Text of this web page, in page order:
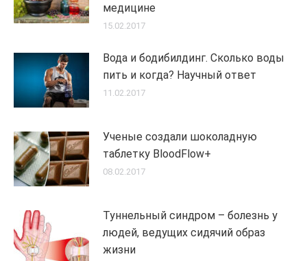
медицине
15.02.2017
Вода и бодибилдинг. Сколько воды
пить и когда? Научный ответ
11.02.2017
Ученые создали шоколадную
таблетку BloodFlow+
08.02.2017
Туннельный синдром – болезнь у
людей, ведущих сидячий образ
жизни